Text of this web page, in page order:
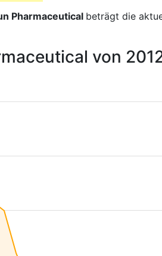
Pharmaceutical beträgt die
von